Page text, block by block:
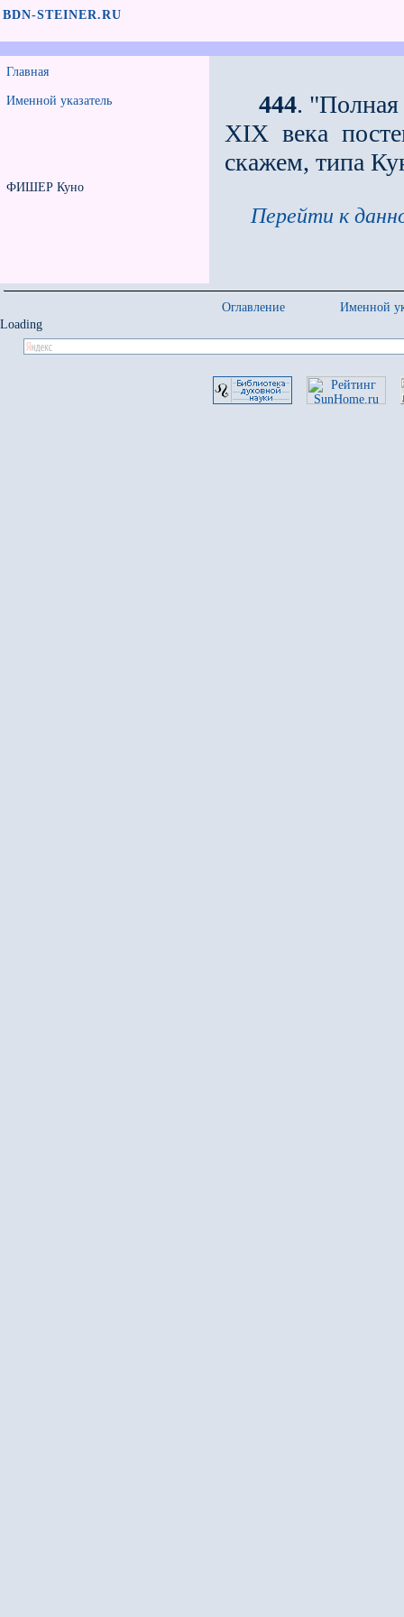
BDN-STEINER.RU
Главная
Именной указатель
ФИШЕР Куно
444. "Полная
XIX века
скажем, типа
Перейти к
Оглавление
Именной
Loading